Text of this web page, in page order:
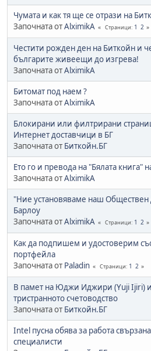
Чумата и как тя ще се отрази на
Започната отAlximikA Страници 1 2
Честити рожден ден на Биткойн и
българите живеещи до изгрева!
Започната отAlximikA
Битомат под наем ?
Започната отAlximikA
Блокирани или филтрирани
Интернет доставчици в БГ
Започната от Биткойн.БГ
Ето го и превода на "Бялата книга"
Започната отAlximikA
"Ние установяваме наш
Барлоу
Започната отAlximikA Страници 1 2
Как да подпишем и удостоверим
портфейла
Започната от Paladin Страници 1 2
В памет на Юджи Иджири (Yuji Ijiri)
тристранното счетоводство
Започната от Биткойн.БГ
Intel пусна обява за работа
специалисти